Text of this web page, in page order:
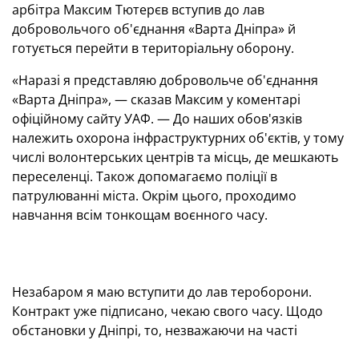
арбітра Максим Тютерєв вступив до лав
добровольчого об'єднання «Варта Дніпра» й
готується перейти в територіальну оборону.
«Наразі я представляю добровольче об'єднання
«Варта Дніпра», — сказав Максим у коментарі
офіційному сайту УАФ. — До наших обов'язків
належить охорона інфраструктурних об'єктів, у тому
числі волонтерських центрів та місць, де мешкають
переселенці. Також допомагаємо поліції в
патрулюванні міста. Окрім цього, проходимо
навчання всім тонкощам воєнного часу.
Незабаром я маю вступити до лав тероборони.
Контракт уже підписано, чекаю свого часу. Щодо
обстановки у Дніпрі, то, незважаючи на часті